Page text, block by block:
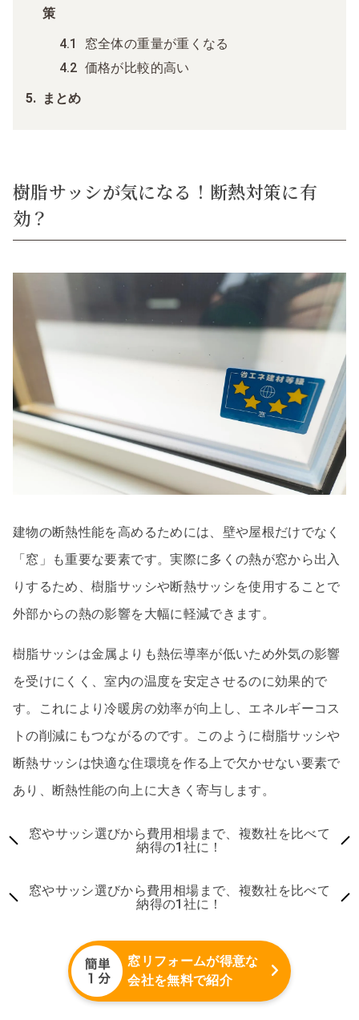
策
窓全体の重量が重くなる
価格が比較的高い
まとめ
樹脂サッシが気になる！断熱対策に有
効？
建物の断熱性能を高めるためには、壁や屋根だけでなく
「窓」も重要な要素です。実際に多くの熱が窓から出入
りするため、樹脂サッシや断熱サッシを使用することで
外部からの熱の影響を大幅に軽減できます。
樹脂サッシは金属よりも熱伝導率が低いため外気の影響
を受けにくく、室内の温度を安定させるのに効果的で
す。これにより冷暖房の効率が向上し、エネルギーコス
トの削減にもつながるのです。このように樹脂サッシや
断熱サッシは快適な住環境を作る上で欠かせない要素で
あり、断熱性能の向上に大きく寄与します。
窓やサッシ選びから費用相場まで、複数社を比べて
納得の1社に！
窓やサッシ選びから費用相場まで、複数社を比べて
納得の1社に！
窓リフォームが得意な
会社を無料で紹介